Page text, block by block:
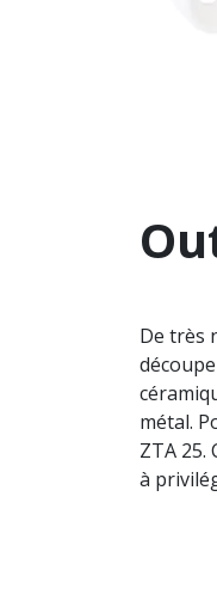
De très
métal.
ZTA 25.
à